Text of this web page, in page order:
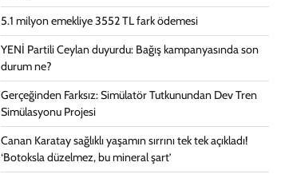
5.1 milyon emekliye 3552 TL fark ödemesi
YENİ Partili Ceylan duyurdu: Bağış kampanyasında son
durum ne?
Gerçeğinden Farksız: Simülatör Tutkunundan Dev Tren
Simülasyonu Projesi
Canan Karatay sağlıklı yaşamın sırrını tek tek açıkladı!
‘Botoksla düzelmez, bu mineral şart’